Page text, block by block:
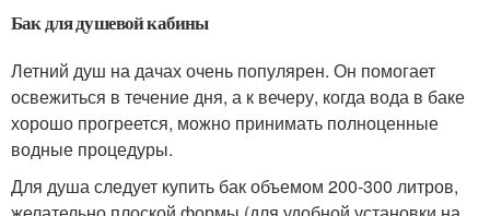
Бак для душевой кабины
Летний душ на дачах очень популярен. Он помогает
освежиться в течение дня, а к вечеру, когда вода в баке
хорошо прогреется, можно принимать полноценные
водные процедуры.
Для душа следует купить бак объемом 200-300 литров,